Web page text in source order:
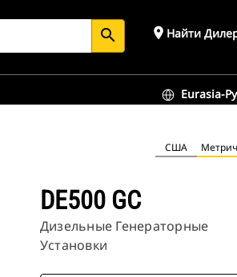
search place Найти
Eurasia-
США
DE500 GC
Дизельные Генераторные
Установки